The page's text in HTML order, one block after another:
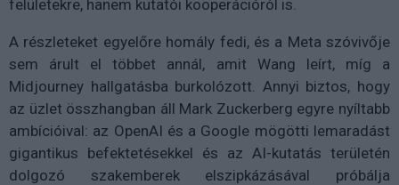
felületekre, hanem kutatói kooperációról is.
A részleteket egyelőre homály fedi, és a Meta szóvivője
sem árult el többet annál, amit Wang leírt, míg a
Midjourney hallgatásba burkolózott. Annyi biztos, hogy
az üzlet összhangban áll Mark Zuckerberg egyre nyíltabb
ambícióival: az OpenAI és a Google mögötti lemaradást
gigantikus befektetésekkel és az AI-kutatás területén
dolgozó szakemberek elszipkázásával próbálja